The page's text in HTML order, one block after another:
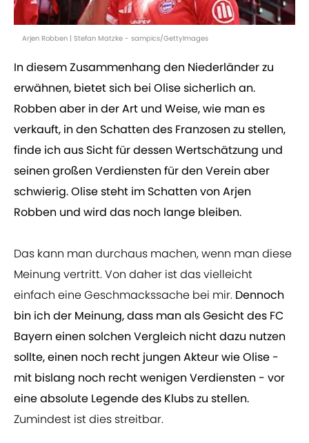
Arjen Robben | Stefan Matzke - sampics/GettyImages
In diesem Zusammenhang den Niederländer zu
erwähnen, bietet sich bei Olise sicherlich an.
Robben aber in der Art und Weise, wie man es
verkauft, in den Schatten des Franzosen zu stellen,
finde ich aus Sicht für dessen Wertschätzung und
seinen großen Verdiensten für den Verein aber
schwierig. Olise steht im Schatten von Arjen
Robben und wird das noch lange bleiben.
Das kann man durchaus machen, wenn man diese
Meinung vertritt. Von daher ist das vielleicht
einfach eine Geschmackssache bei mir. Dennoch
bin ich der Meinung, dass man als Gesicht des FC
Bayern einen solchen Vergleich nicht dazu nutzen
sollte, einen noch recht jungen Akteur wie Olise -
mit bislang noch recht wenigen Verdiensten - vor
eine absolute Legende des Klubs zu stellen.
Zumindest ist dies streitbar.